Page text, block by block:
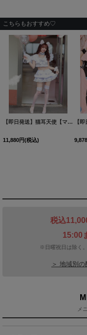
こちらもおすすめ♡
【即日発送】猫耳天使【マリームーン】【ハロウィンコスプレ8点セット】【フリーサイズ/1カラー】[HC03]
11,880円(税込) 9,878
税込
15:00
※日曜祝日は除く
＞ 地域別
メ